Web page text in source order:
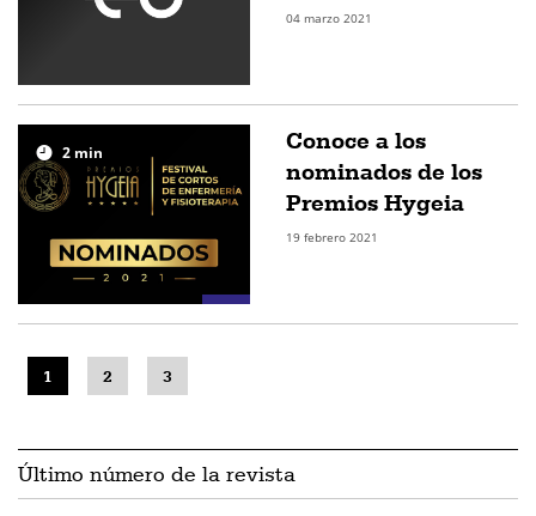
04 marzo 2021
2 min
Conoce a los
nominados de los
Premios Hygeia
19 febrero 2021
1 2 3
Último número de la revista